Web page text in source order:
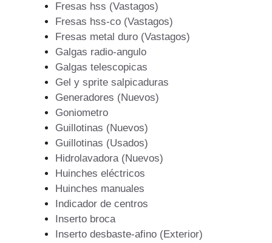
Fresas hss (Vastagos)
Fresas hss-co (Vastagos)
Fresas metal duro (Vastagos)
Galgas radio-angulo
Galgas telescopicas
Gel y sprite salpicaduras
Generadores (Nuevos)
Goniometro
Guillotinas (Nuevos)
Guillotinas (Usados)
Hidrolavadora (Nuevos)
Huinches eléctricos
Huinches manuales
Indicador de centros
Inserto broca
Inserto desbaste-afino (Exterior)